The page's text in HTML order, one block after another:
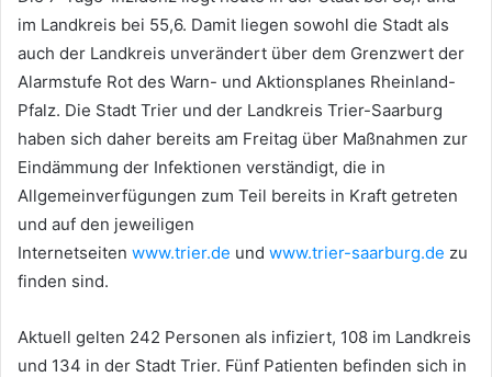
im Landkreis bei 55,6. Damit liegen sowohl die Stadt als
auch der Landkreis unverändert über dem Grenzwert der
Alarmstufe Rot des Warn- und Aktionsplanes Rheinland-
Pfalz. Die Stadt Trier und der Landkreis Trier-Saarburg
haben sich daher bereits am Freitag über Maßnahmen zur
Eindämmung der Infektionen verständigt, die in
Allgemeinverfügungen zum Teil bereits in Kraft getreten
und auf den jeweiligen
Internetseiten www.trier.de und www.trier-saarburg.de zu
finden sind.
Aktuell gelten 242 Personen als infiziert, 108 im Landkreis
und 134 in der Stadt Trier. Fünf Patienten befinden sich in